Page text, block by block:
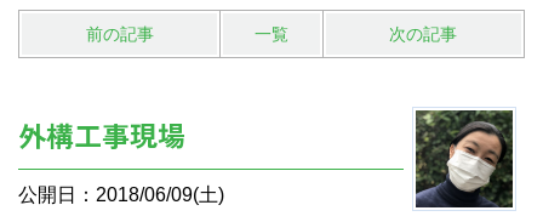
前の記事 一覧 次の記事
外構工事現場
公開日：2018/06/09(土)